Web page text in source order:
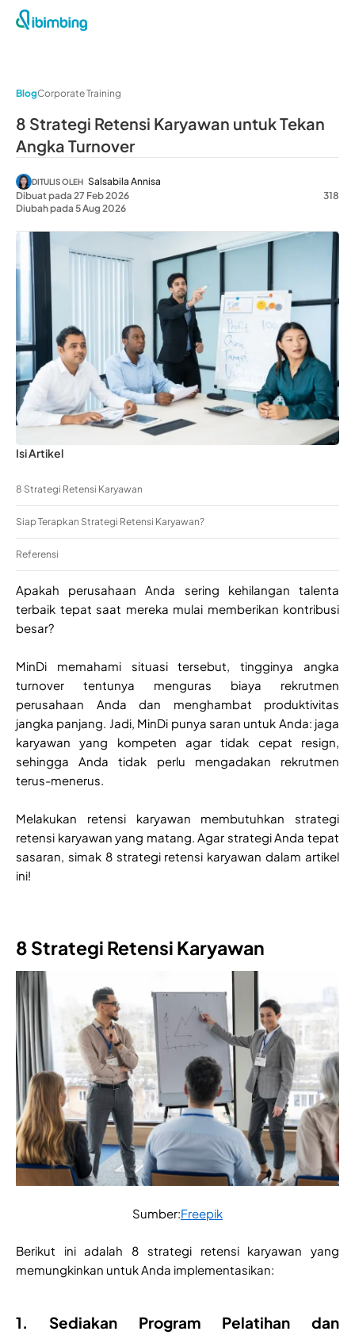
BlogCorporate Training
8 Strategi Retensi Karyawan untuk Tekan
Angka Turnover
DITULIS OLEH Salsabila Annisa
Dibuat pada 27 Feb 2026
Diubah pada 5 Aug 2026
318
Isi Artikel
8 Strategi Retensi Karyawan
Siap Terapkan Strategi Retensi Karyawan?
Referensi
Apakah perusahaan Anda sering kehilangan talenta
terbaik tepat saat mereka mulai memberikan kontribusi
besar?
MinDi memahami situasi tersebut, tingginya angka
turnover tentunya menguras biaya rekrutmen
perusahaan Anda dan menghambat produktivitas
jangka panjang. Jadi, MinDi punya saran untuk Anda: jaga
karyawan yang kompeten agar tidak cepat resign,
sehingga Anda tidak perlu mengadakan rekrutmen
terus-menerus.
Melakukan retensi karyawan membutuhkan strategi
retensi karyawan yang matang. Agar strategi Anda tepat
sasaran, simak 8 strategi retensi karyawan dalam artikel
ini!
8 Strategi Retensi Karyawan
Sumber:Freepik
Berikut ini adalah 8 strategi retensi karyawan yang
memungkinkan untuk Anda implementasikan:
1. Sediakan Program Pelatihan dan